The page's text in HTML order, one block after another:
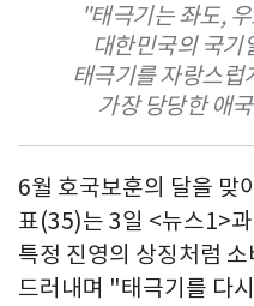
"태극기는 좌도,
대한민국의 국기
태극기를 자랑스럽
가장 당당한 애
6월 호국보훈의 달을 맞
표(35)는 3일 <뉴스1>
특정 진영의 상징처럼
드러내며 "태극기를 다